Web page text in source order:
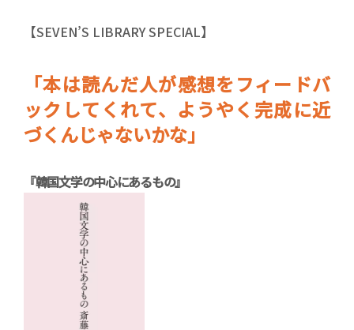
【SEVEN’S LIBRARY SPECIAL】
「本は読んだ人が感想をフィードバ
ックしてくれて、ようやく完成に近
づくんじゃないかな」
『韓国文学の中心にあるもの』